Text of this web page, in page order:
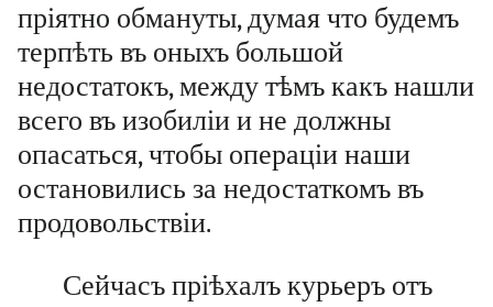
пріятно обмануты, думая что будемъ
терпѣть въ оныхъ большой
недостатокъ, между тѣмъ какъ нашли
всего въ изобиліи и не должны
опасаться, чтобы операціи наши
остановились за недостаткомъ въ
продовольствіи.
Сейчасъ пріѣхалъ курьеръ отъ